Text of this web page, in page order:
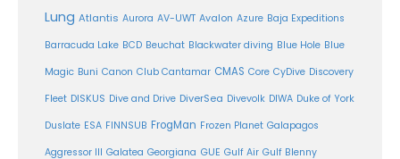
Lung Atlantis Aurora AV-UWT Avalon Azure Baja Expeditions
Barracuda Lake BCD Beuchat Blackwater diving Blue Hole Blue
Magic Buni Canon Club Cantamar CMAS Core CyDive Discovery
Fleet DISKUS Dive and Drive DiverSea Divevolk DIWA Duke of York
Duslate ESA FINNSUB FrogMan Frozen Planet Galapagos
Aggressor III Galatea Georgiana GUE Gulf Air Gulf Blenny